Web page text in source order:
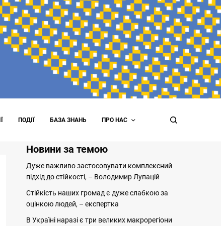
ПОДІЇ БАЗА ЗНАНЬ ПРО НАС
Новини за темою
Дуже важливо застосовувати комплексний
підхід до стійкості, – Володимир Лупацій
Стійкість наших громад є дуже слабкою за
оцінкою людей, – експертка
В Україні наразі є три великих макрорегіони